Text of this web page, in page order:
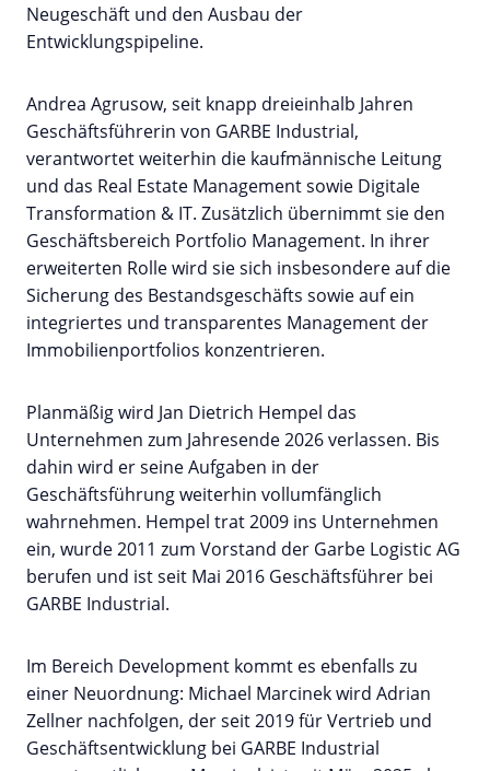
Neugeschäft und den Ausbau der
Entwicklungspipeline.
Andrea Agrusow, seit knapp dreieinhalb Jahren
Geschäftsführerin von GARBE Industrial,
verantwortet weiterhin die kaufmännische Leitung
und das Real Estate Management sowie Digitale
Transformation & IT. Zusätzlich übernimmt sie den
Geschäftsbereich Portfolio Management. In ihrer
erweiterten Rolle wird sie sich insbesondere auf die
Sicherung des Bestandsgeschäfts sowie auf ein
integriertes und transparentes Management der
Immobilienportfolios konzentrieren.
Planmäßig wird Jan Dietrich Hempel das
Unternehmen zum Jahresende 2026 verlassen. Bis
dahin wird er seine Aufgaben in der
Geschäftsführung weiterhin vollumfänglich
wahrnehmen. Hempel trat 2009 ins Unternehmen
ein, wurde 2011 zum Vorstand der Garbe Logistic AG
berufen und ist seit Mai 2016 Geschäftsführer bei
GARBE Industrial.
Im Bereich Development kommt es ebenfalls zu
einer Neuordnung: Michael Marcinek wird Adrian
Zellner nachfolgen, der seit 2019 für Vertrieb und
Geschäftsentwicklung bei GARBE Industrial